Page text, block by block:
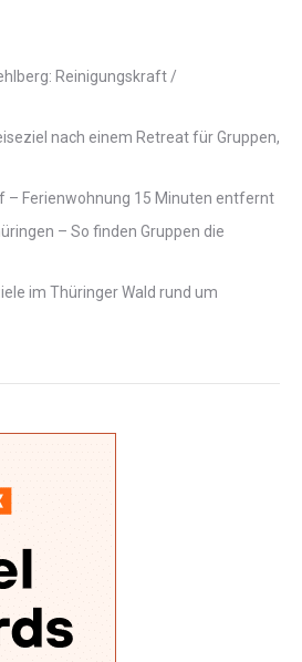
Reinigungskraft /
nach einem Retreat für Gruppen,
– Ferienwohnung 15 Minuten entfernt
– So finden Gruppen die
im Thüringer Wald rund um